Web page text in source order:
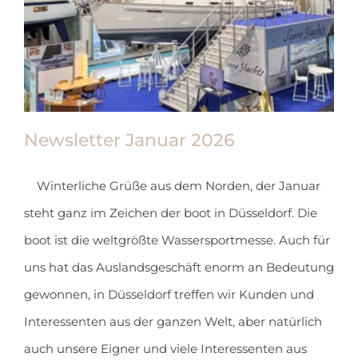
Newsletter Januar 2026
Newsletter Januar 2026
Winterliche Grüße aus dem Norden, der Januar
steht ganz im Zeichen der boot in Düsseldorf. Die
boot ist die weltgrößte Wassersportmesse. Auch für
uns hat das Auslandsgeschäft enorm an Bedeutung
gewonnen, in Düsseldorf treffen wir Kunden und
Interessenten aus der ganzen Welt, aber natürlich
auch unsere Eigner und viele Interessenten aus